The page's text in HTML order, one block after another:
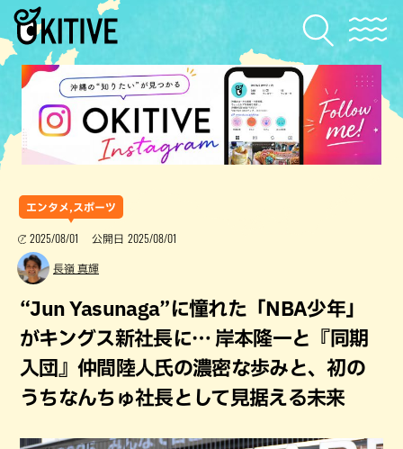
エンタメ,スポーツ
2025/08/01 公開日 2025/08/01
長嶺 真輝
“Jun Yasunaga”に憧れた「NBA少年」
がキングス新社長に… 岸本隆一と『同期
入団』仲間陸人氏の濃密な歩みと、初の
うちなんちゅ社長として見据える未来